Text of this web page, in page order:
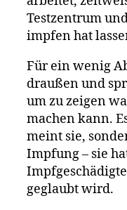
Testzentrum
impfen hat
Für ein wenig
draußen und
um zu zeigen
machen kann.
meint sie,
Impfung – sie
geglaubt wird.